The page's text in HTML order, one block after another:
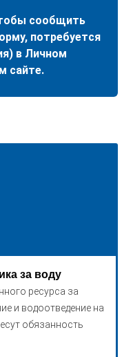
сообщить
потребуется
в Личном
сайте.
за воду
ресурса за
и водоотведение на
обязанность